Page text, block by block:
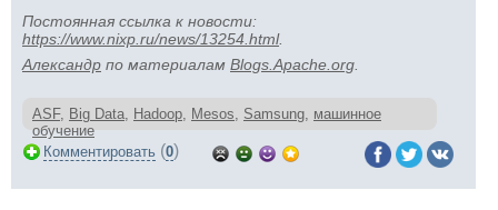
Постоянная ссылка к новости:
https://www.nixp.ru/news/13254.html.
Aлександр по материалам Blogs.Apache.org
ASF, Big Data, Hadoop, Mesos, Samsung, машинное
обучение
Комментировать (0)